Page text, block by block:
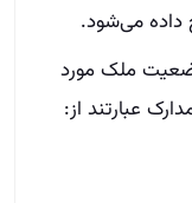
داده می‌شود.
وضعیت ملک مورد
عبارتند از: